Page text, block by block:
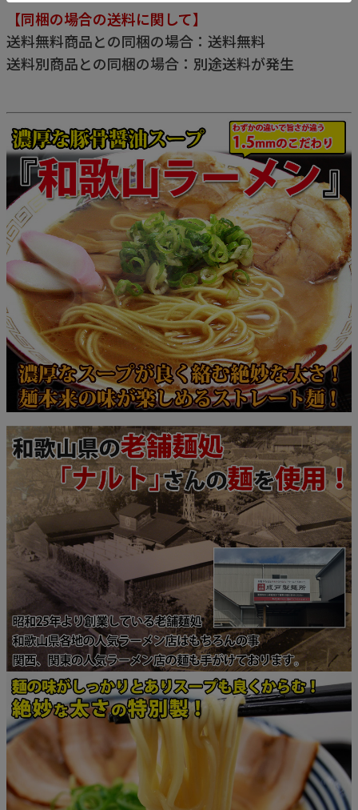
【同梱の場合の送料に関して】
送料無料商品との同梱の場合：送料無料
送料別商品との同梱の場合：別途送料が発生